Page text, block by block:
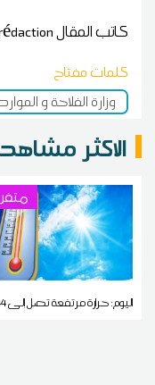
كاتب المقال
كلمات مفتاح
وزارة الفلاحة و
الاكثر
اليوم: حرارة مرتفعة تصل إلى 44 درجة